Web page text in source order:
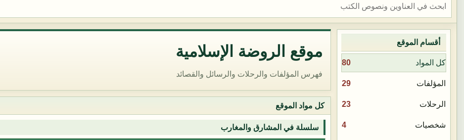
أقسام الموقع
كل المواد 80
المؤلفات 29
الرحلات 23
شخصيات 4
موقع الروضة الإسلامية
فهرس المؤلفات والرحلات والرسائل والقصائد
كل مواد الموقع
سلسلة في المشارق والمغارب